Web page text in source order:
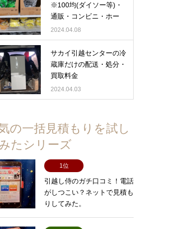
※100均(ダイソー等)・
通販・コンビニ・ホー
ム…
2024.04.08
サカイ引越センターの冷
蔵庫だけの配送・処分・
買取料金
2024.04.03
の一括見積もりを試し
たシリーズ
1位
引越し侍のガチ口コミ！電話
がしつこい？ネットで見積も
りしてみた。